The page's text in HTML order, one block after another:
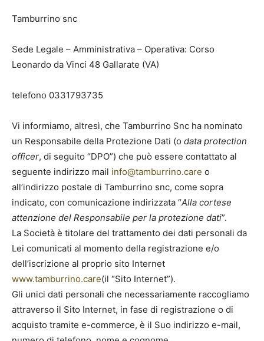
Tamburrino snc
Sede Legale – Amministrativa – Operativa: Corso
Leonardo da Vinci 48 Gallarate (VA)
telefono 0331793735
Vi informiamo, altresì, che Tamburrino Snc ha nominato
un Responsabile della Protezione Dati (o data protection
officer, di seguito “DPO”) che può essere contattato al
seguente indirizzo mail info@tamburrino.care o
all’indirizzo postale di Tamburrino snc, come sopra
indicato, con comunicazione indirizzata “Alla cortese
attenzione del Responsabile per la protezione dati”.
La Società è titolare del trattamento dei dati personali da
Lei comunicati al momento della registrazione e/o
dell’iscrizione al proprio sito Internet
www.tamburrino.care(il “Sito Internet”).
Gli unici dati personali che necessariamente raccogliamo
attraverso il Sito Internet, in fase di registrazione o di
acquisto tramite e-commerce, è il Suo indirizzo e-mail,